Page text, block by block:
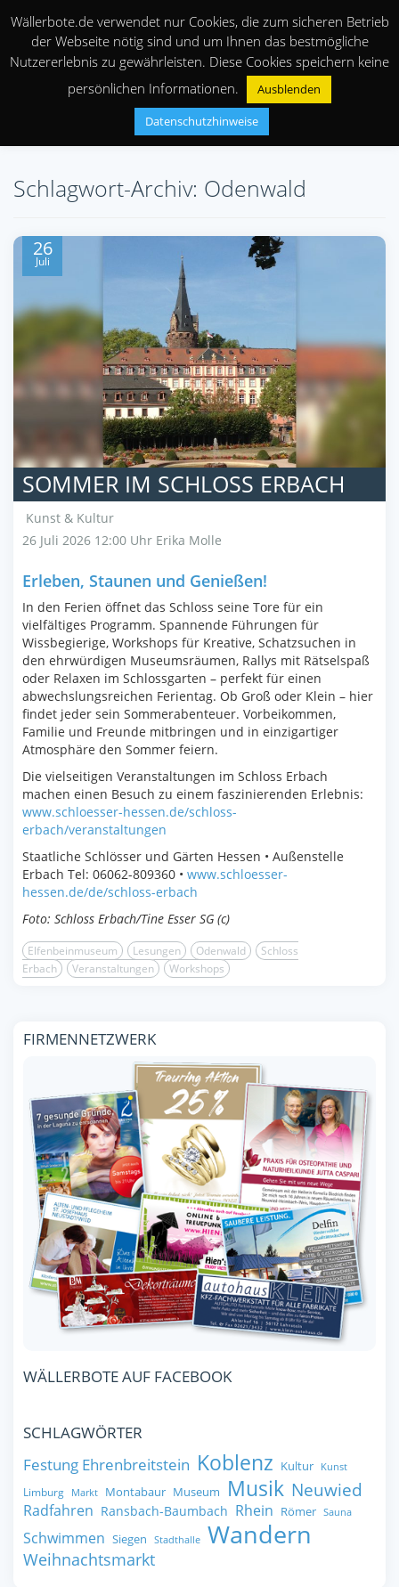
Schlagwort-Archiv: Odenwald
26
Juli
SOMMER IM SCHLOSS ERBACH
Kunst & Kultur
26 Juli 2026 12:00 Uhr Erika Molle
Erleben, Staunen und Genießen!
In den Ferien öffnet das Schloss seine Tore für ein
vielfältiges Programm. Spannende Führungen für
Wissbegierige, Workshops für Kreative, Schatzsuchen in
den ehrwürdigen Museumsräumen, Rallys mit Rätselspaß
oder Relaxen im Schlossgarten – perfekt für einen
abwechslungsreichen Ferientag. Ob Groß oder Klein – hier
findet jeder sein Sommerabenteuer. Vorbeikommen,
Familie und Freunde mitbringen und in einzigartiger
Atmosphäre den Sommer feiern.
Die vielseitigen Veranstaltungen im Schloss Erbach
machen einen Besuch zu einem faszinierenden Erlebnis:
www.schloesser-hessen.de/schloss-
erbach/veranstaltungen
Staatliche Schlösser und Gärten Hessen • Außenstelle
Erbach Tel: 06062-809360 • www.schloesser-
hessen.de/de/schloss-erbach
Foto: Schloss Erbach/Tine Esser SG (c)
Elfenbeinmuseum Lesungen Odenwald
Schloss
Erbach
Veranstaltungen Workshops
FIRMENNETZWERK
WÄLLERBOTE AUF FACEBOOK
SCHLAGWÖRTER
Festung Ehrenbreitstein Koblenz Kultur Kunst
Limburg Markt Montabaur Museum Musik Neuwied
Radfahren Ransbach-Baumbach Rhein Römer Sauna
Schwimmen Siegen Stadthalle Wandern
Weihnachtsmarkt
Wällerbote.de verwendet nur Cookies, die zum sicheren Betrieb
der Webseite nötig sind und um Ihnen das bestmögliche
Nutzererlebnis zu gewährleisten. Diese Cookies speichern keine
persönlichen Informationen.
Ausblenden
Datenschutzhinweise